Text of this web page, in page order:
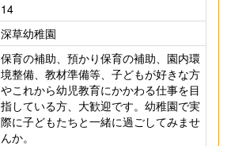
14
深草幼稚園
保育の補助、預かり保育の補助、園内環
境整備、教材準備等、子どもが好きな方
やこれから幼児教育にかかわる仕事を目
指している方、大歓迎です。幼稚園で実
際に子どもたちと一緒に過ごしてみませ
んか。